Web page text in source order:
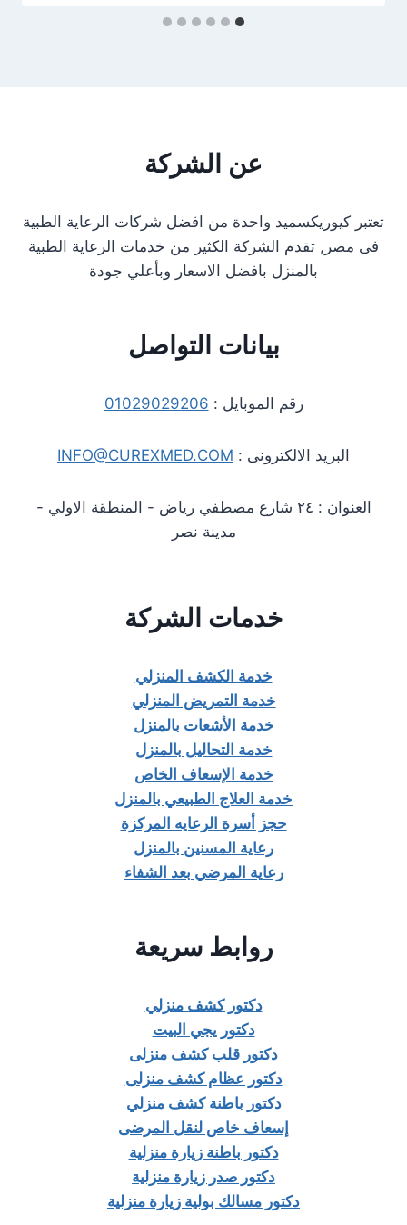
عن الشركة
تعتبر كيوريكسميد واحدة من افضل شركات الرعاية الطبية
فى مصر, تقدم الشركة الكثير من خدمات الرعاية الطبية
بالمنزل بافضل الاسعار وبأعلي جودة
بيانات التواصل
رقم الموبايل : 01029029206
البريد الالكترونى : INFO@CUREXMED.COM
العنوان : ٢٤ شارع مصطفي رياض - المنطقة الاولي -
مدينة نصر
خدمات الشركة
خدمة الكشف المنزلي
خدمة التمريض المنزلي
خدمة الأشعات بالمنزل
خدمة التحاليل بالمنزل
خدمة الإسعاف الخاص
خدمة العلاج الطبيعي بالمنزل
حجز أسرة الرعايه المركزة
رعاية المسنين بالمنزل
رعاية المرضي بعد الشفاء
روابط سريعة
دكتور كشف منزلي
دكتور يجي البيت
دكتور قلب كشف منزلى
دكتور عظام كشف منزلى
دكتور باطنة كشف منزلي
إسعاف خاص لنقل المرضى
دكتور باطنة زيارة منزلية
دكتور صدر زيارة منزلية
دكتور مسالك بولية زيارة منزلية